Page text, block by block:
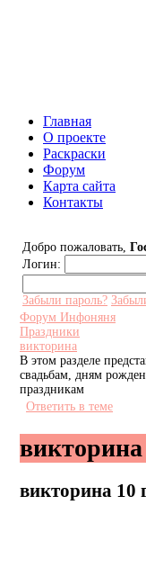
Главная
О проекте
Раскраски
Форум
Карта сайта
Контакты
Добро пожаловать,
Логин:
Забыли пароль?
Форум Инфоняня
Праздники
викторина
В этом разделе
свадьбам, дням
праздникам
Ответить в теме
викторина
викторина 10